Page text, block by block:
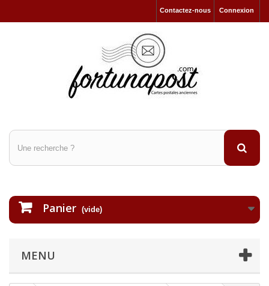
Connexion
Contactez-nous
Panier (vide)
MENU